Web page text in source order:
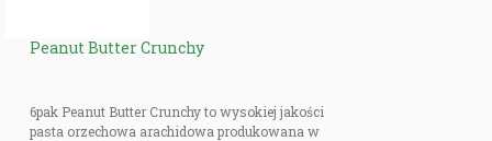
Peanut Butter Crunchy
6pak Peanut Butter Crunchy to wysokiej jakości
pasta orzechowa arachidowa produkowana w